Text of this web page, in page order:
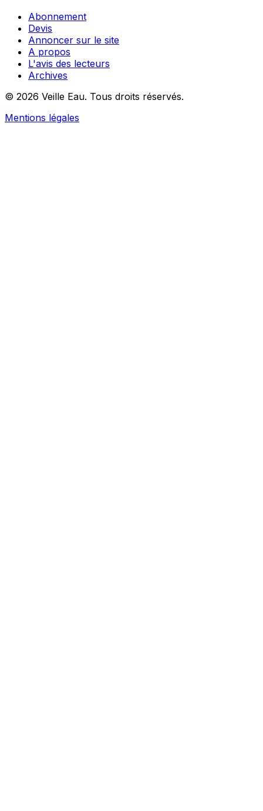
Abonnement
Devis
Annoncer sur le site
A propos
L'avis des lecteurs
Archives
© 2026 Veille Eau. Tous droits réservés.
Mentions légales